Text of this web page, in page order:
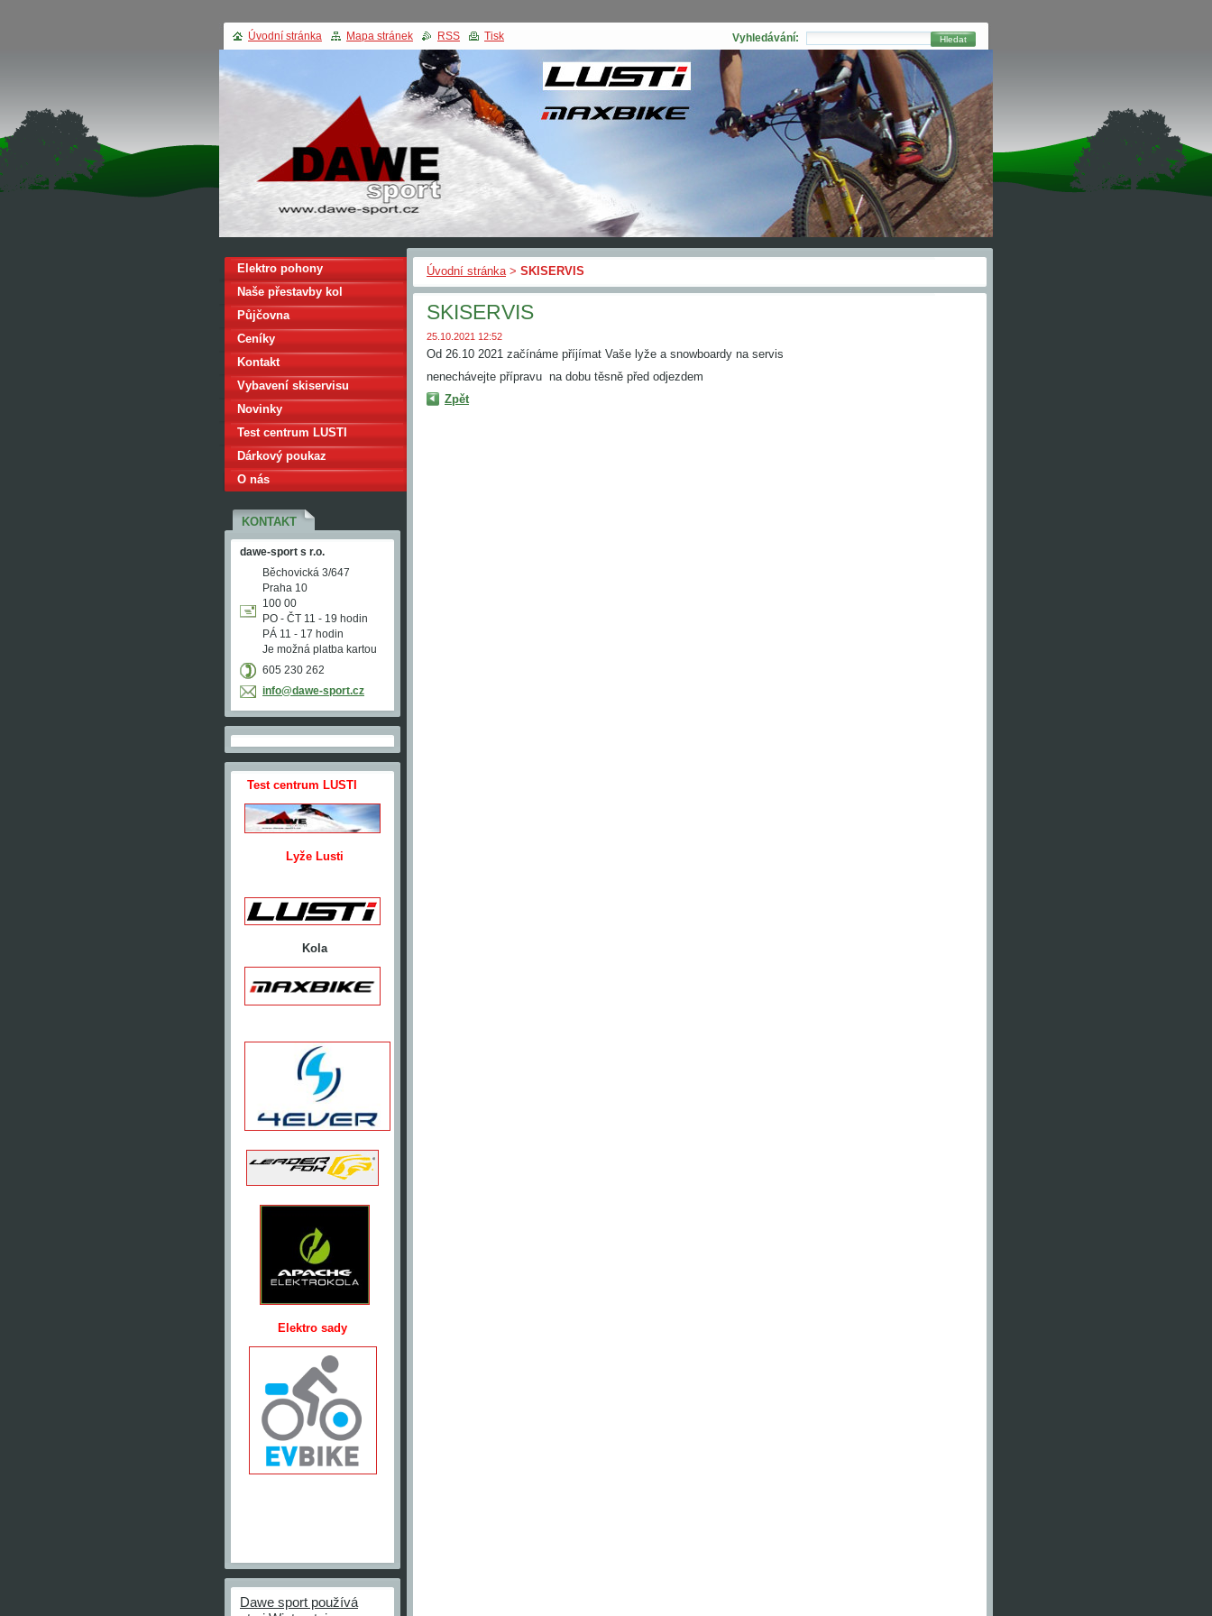
Úvodní stránka > SKISERVIS
SKISERVIS
25.10.2021 12:52
Od 26.10 2021 začínáme příjímat Vaše lyže a snowboardy na servis
nenechávejte přípravu na dobu těsně před odjezdem
Zpět
Elektro pohony
Naše přestavby kol
Půjčovna
Ceníky
Kontakt
Vybavení skiservisu
Novinky
Test centrum LUSTI
Dárkový poukaz
O nás
KONTAKT
dawe-sport s r.o.
Běchovická 3/647
Praha 10
100 00
PO - ČT 11 - 19 hodin
PÁ 11 - 17 hodin
Je možná platba kartou
605 230 262
info@dawe-sport.cz
Test centrum LUSTI
Lyže Lusti
Kola
Elektro sady
Dawe sport používá
Úvodní stránka Mapa stránek RSS Tisk Vyhledávání: Hledat